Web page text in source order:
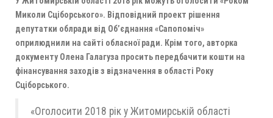
Миколи Сціборського». Відповідний проект рішення
депутатки облради від Об’єднання «Сапопоміч»
оприлюднили на сайті обласної ради. Крім того, авторка
документу Олена Галагуза просить передбачити кошти на
фінансування заходів з відзначення в області Року
Сціборського.
«Оголосити 2018 рік у Житомирській області